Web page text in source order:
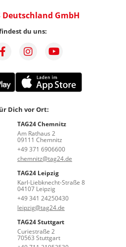
Deutschland GmbH
du uns:
Dich vor Ort:
TAG24 Chemnitz
Am Rathaus 2
09111 Chemnitz
+49 371 6906600
chemnitz@tag24.de
TAG24 Leipzig
Karl-Liebknecht-Straße 8
04107 Leipzig
+49 341 24250430
leipzig@tag24.de
TAG24 Stuttgart
Curiestraße 2
70563 Stuttgart